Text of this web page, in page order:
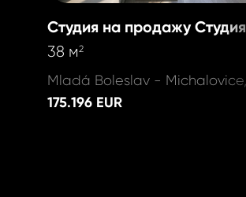
Студия на продажу Студия
38 м2
175.196 EUR